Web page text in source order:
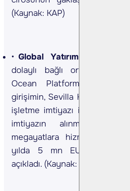
(Kaynak: KAP)
Global Yatırım Holding
dolaylı bağlı ortaklığı
Ocean Platform Marinas
girişimin, Sevilla Kruvaziyer
işletme imtiyazı ihalesinde
imtiyazın alınması
megayatlara hizmet
yılda 5 mn EUR’u aşan
açıkladı. (Kaynak: KAP)